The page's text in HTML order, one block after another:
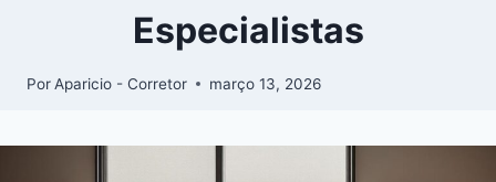
Especialistas
Por Aparicio - Corretor março 13, 2026